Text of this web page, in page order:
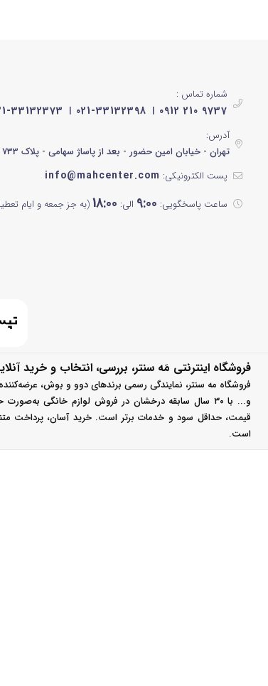
شماره تماس :
0912 210 9737
021-33132398
33132373
آدرس:
تهران - خیابان امین حضور - بعد از پاساژ سهامی - پلاک 733 - طبقه 1
پست الکترونیکی: info@mahcenter.com
ساعت پاسخگویی: 9:00 الی: 18:00(به جز جمعه و ایام
فروشگاه اینترنتی مَه سنتر، بررسی، انتخاب و خرید
فروشگاه مه سنتر، نمایندگی رسمی برندهای دوو و بوش،
و... با ۳۰ سال سابقه درخشان در فروش لوازم خانگی
قیمت، حداقل سود و خدمات برتر است. خرید آسان، پرداخت
است.